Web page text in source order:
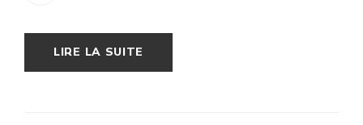
LIRE LA SUITE